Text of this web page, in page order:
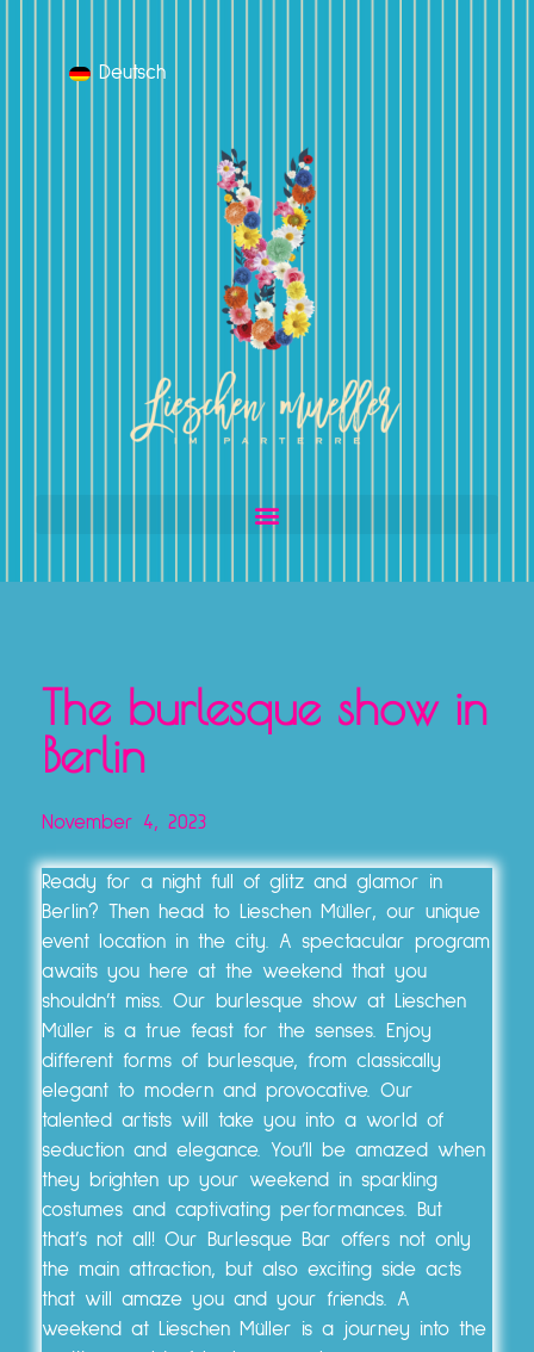
Deutsch
The burlesque show in
Berlin
November 4, 2023
Ready for a night full of glitz and glamor in
Berlin? Then head to Lieschen Müller, our unique
event location in the city. A spectacular program
awaits you here at the weekend that you
shouldn’t miss. Our burlesque show at Lieschen
Müller is a true feast for the senses. Enjoy
different forms of burlesque, from classically
elegant to modern and provocative. Our
talented artists will take you into a world of
seduction and elegance. You’ll be amazed when
they brighten up your weekend in sparkling
costumes and captivating performances. But
that’s not all! Our Burlesque Bar offers not only
the main attraction, but also exciting side acts
that will amaze you and your friends. A
weekend at Lieschen Müller is a journey into the